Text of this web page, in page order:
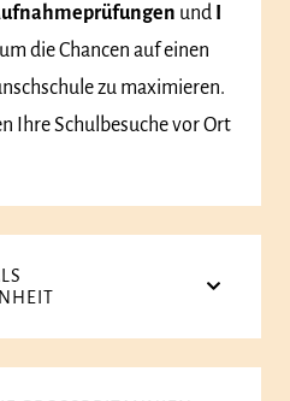
und I
die Chancen auf einen
zu maximieren.
Ihre Schulbesuche vor Ort